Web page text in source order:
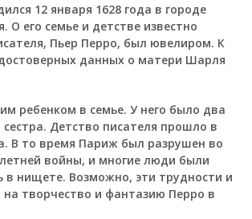
12 января 1628 года в городе
О его семье и детстве известно
Пьер Перро, был ювелиром. К
данных о матери Шарля
ребенком в семье. У него было два
Детство писателя прошло в
В то время Париж был разрушен во
войны, и многие люди были
нищете. Возможно, эти трудности и
на творчество и фантазию Перро в